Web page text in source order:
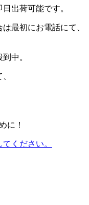
日出荷可能です。
最初にお電話にて、
中。
に！
ください。